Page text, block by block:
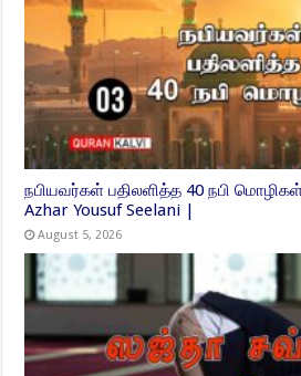
நபியவர்கள் பதிலளித்த 40 நபி
Azhar Yousuf Seelani |
August 5, 2026